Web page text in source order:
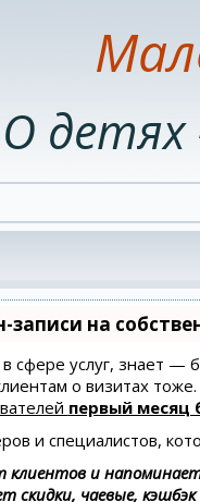
О
записи на
сфере услуг, знает —
о визитах
первый месяц
и специалистов,
клиентов и
скидки, чаевые,